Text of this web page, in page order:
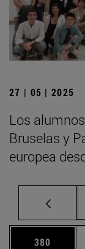
27 | 05 | 2025
Los
Bruselas y
europea
Página
380